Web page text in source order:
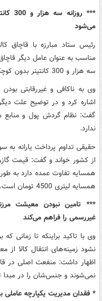
***
می‌شود
رئیس ستاد مبارزه با قاچاق
مناسب به عنوان عامل دیگر
سه هزار و 300 کانتینر بدون کوچک‌ترین اقدام کنترلی وارد کشور می‌شود.
وی به ناکافی و غیررقابتی
اشاره کرد و در توضیح علت
گفت: نظام گردش پول و
ندارد.
حقیقی تداوم پرداخت یارانه به
از کشور خواند و گفت: قیمت
همسایه لیتری 4500 تومان است.
*** تامین نبودن معیشت
غیررسمی را فراهم می‌کند
وی با تاکید براینکه تا زمانی
نشود زمینه‌های انتقال کالا
اظهار داشت: منفعت اصلی در
نمی‌شوند و جنس‌شان را در
* فقدان مدیریت یکپارچه عاملی